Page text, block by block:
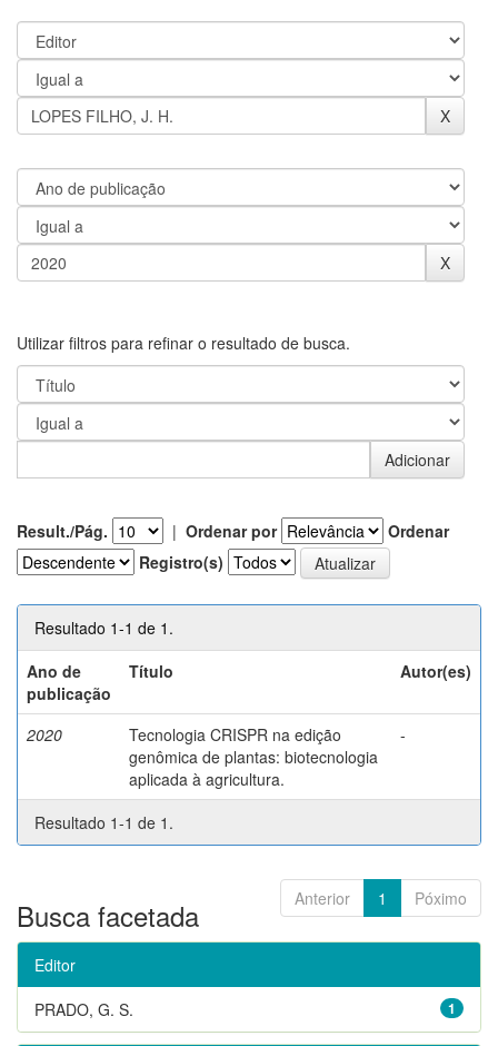
Utilizar filtros para refinar o resultado de busca.
Result./Pág. | Ordenar por
Ordenar
Registro(s)
Resultado 1-1 de 1.
Ano de
publicação
Título Autor(es)
2020
Tecnologia CRISPR na edição
genômica de plantas: biotecnologia
aplicada à agricultura.
-
Resultado 1-1 de 1.
Anterior 1 Póximo
Busca facetada
Editor
1
PRADO, G. S.